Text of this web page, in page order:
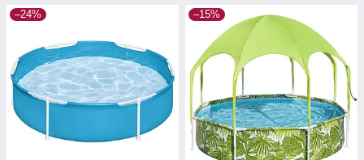
–24% –15%